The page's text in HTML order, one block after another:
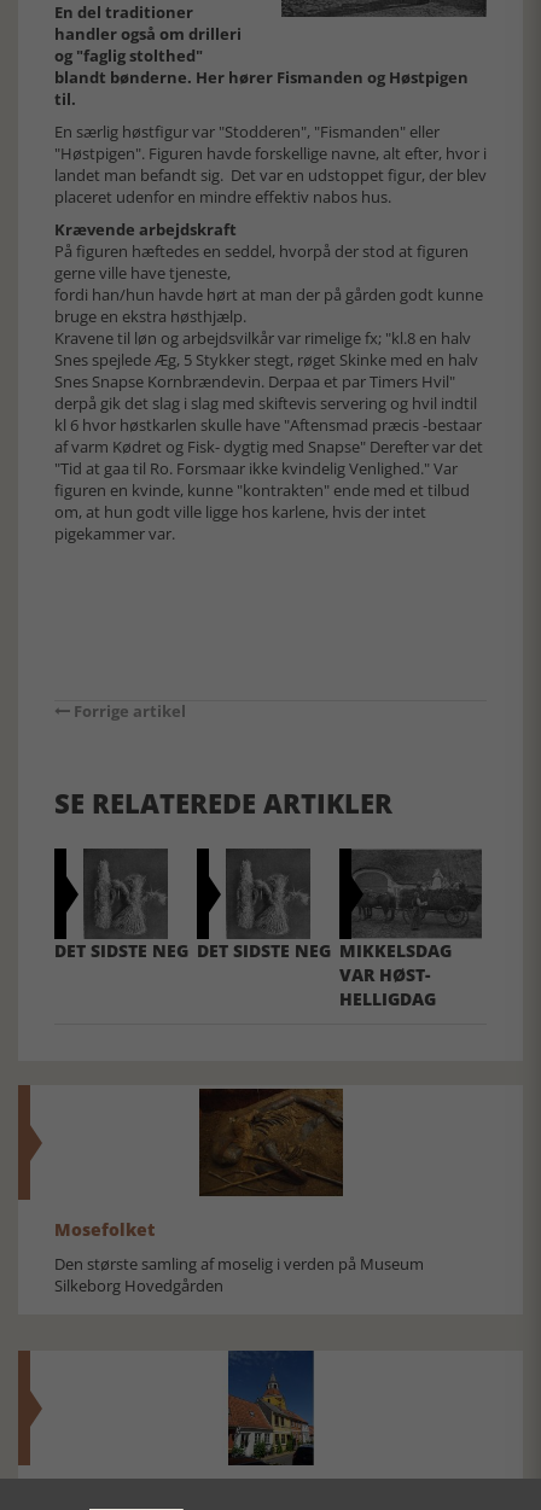
En del traditioner
handler også om drilleri
og "faglig stolthed"
blandt bønderne. Her hører Fismanden og Høstpigen
til.
En særlig høstfigur var "Stodderen", "Fismanden" eller
"Høstpigen". Figuren havde forskellige navne, alt efter, hvor i
landet man befandt sig. Det var en udstoppet figur, der blev
placeret udenfor en mindre effektiv nabos hus.
Krævende arbejdskraft
På figuren hæftedes en seddel, hvorpå der stod at figuren
gerne ville have tjeneste,
fordi han/hun havde hørt at man der på gården godt kunne
bruge en ekstra høsthjælp.
Kravene til løn og arbejdsvilkår var rimelige fx; "kl.8 en halv
Snes spejlede Æg, 5 Stykker stegt, røget Skinke med en halv
Snes Snapse Kornbrændevin. Derpaa et par Timers Hvil"
derpå gik det slag i slag med skiftevis servering og hvil indtil
kl 6 hvor høstkarlen skulle have "Aftensmad præcis -bestaar
af varm Kødret og Fisk- dygtig med Snapse" Derefter var det
"Tid at gaa til Ro. Forsmaar ikke kvindelig Venlighed." Var
figuren en kvinde, kunne "kontrakten" ende med et tilbud
om, at hun godt ville ligge hos karlene, hvis der intet
pigekammer var.
Forrige artikel
SE RELATEREDE ARTIKLER
DET SIDSTE NEG DET SIDSTE NEG MIKKELSDAG
VAR HØST-
HELLIGDAG
Mosefolket
Den største samling af moselig i verden på Museum
Silkeborg Hovedgården